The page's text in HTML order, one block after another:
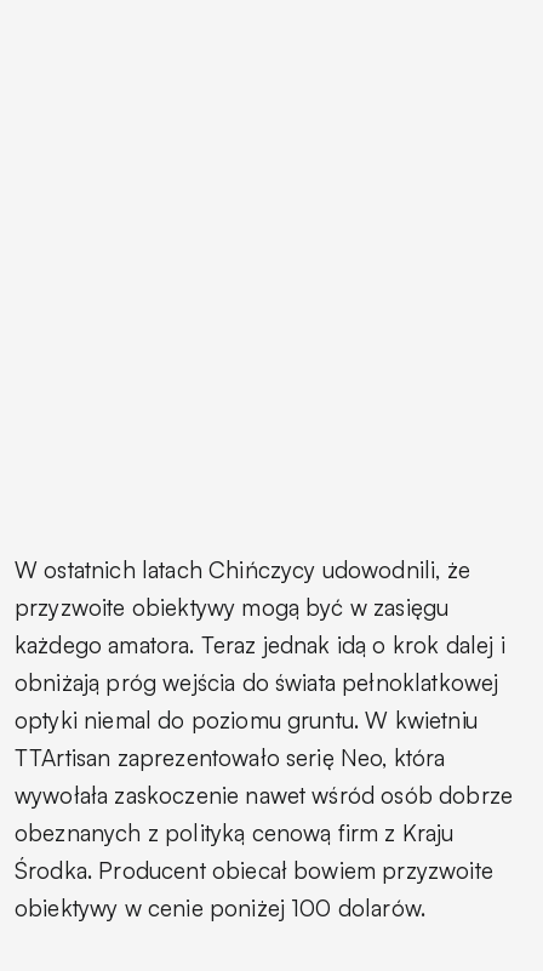
W ostatnich latach Chińczycy udowodnili, że
przyzwoite obiektywy mogą być w zasięgu
każdego amatora. Teraz jednak idą o krok dalej i
obniżają próg wejścia do świata pełnoklatkowej
optyki niemal do poziomu gruntu. W kwietniu
TTArtisan zaprezentowało serię Neo, która
wywołała zaskoczenie nawet wśród osób dobrze
obeznanych z polityką cenową firm z Kraju
Środka. Producent obiecał bowiem przyzwoite
obiektywy w cenie poniżej 100 dolarów.